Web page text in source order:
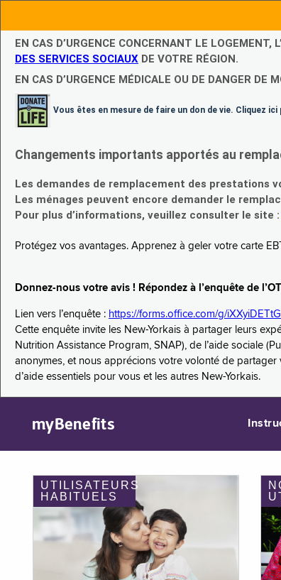
EN CAS D’URGENCE CONCERNANT LE
DES SERVICES SOCIAUX DE VOTRE RÉGION.
EN CAS D’URGENCE MÉDICALE OU DE DANGER DE
Vous êtes en mesure de faire un don de vie. Cliquez ici
Changements importants apportés au
Les demandes de remplacement des prestations
Les ménages peuvent encore demander le
Pour plus d’informations, veuillez consulter le site :
Protégez vos avantages. Apprenez à geler votre carte
Donnez-nous votre avis ! Répondez à l’enquête de
Lien vers l’enquête : https://forms.office.com/g/iXXyiDETtG
Cette enquête invite les New-Yorkais à partager leurs
Nutrition Assistance Program, SNAP), de l’aide sociale
anonymes, et nous apprécions votre volonté de
d’aide essentiels pour vous et les autres New-Yorkais.
myBenefits
UTILISATEURS
HABITUELS